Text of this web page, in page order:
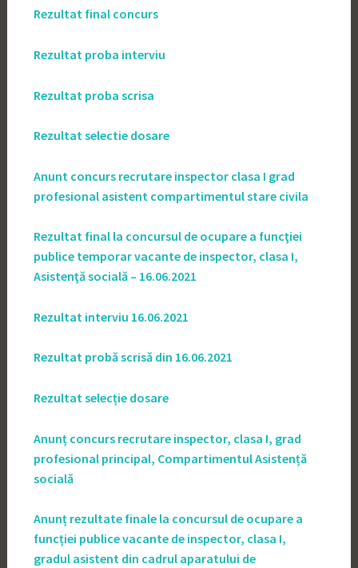
Rezultat final concurs
Rezultat proba interviu
Rezultat proba scrisa
Rezultat selectie dosare
Anunt concurs recrutare inspector clasa I grad
profesional asistent compartimentul stare civila
Rezultat final la concursul de ocupare a funcţiei
publice temporar vacante de inspector, clasa I,
Asistenţă socială – 16.06.2021
Rezultat interviu 16.06.2021
Rezultat probă scrisă din 16.06.2021
Rezultat selecție dosare
Anunț concurs recrutare inspector, clasa I, grad
profesional principal, Compartimentul Asistență
socială
Anunț rezultate finale la concursul de ocupare a
funcției publice vacante de inspector, clasa I,
gradul asistent din cadrul aparatului de